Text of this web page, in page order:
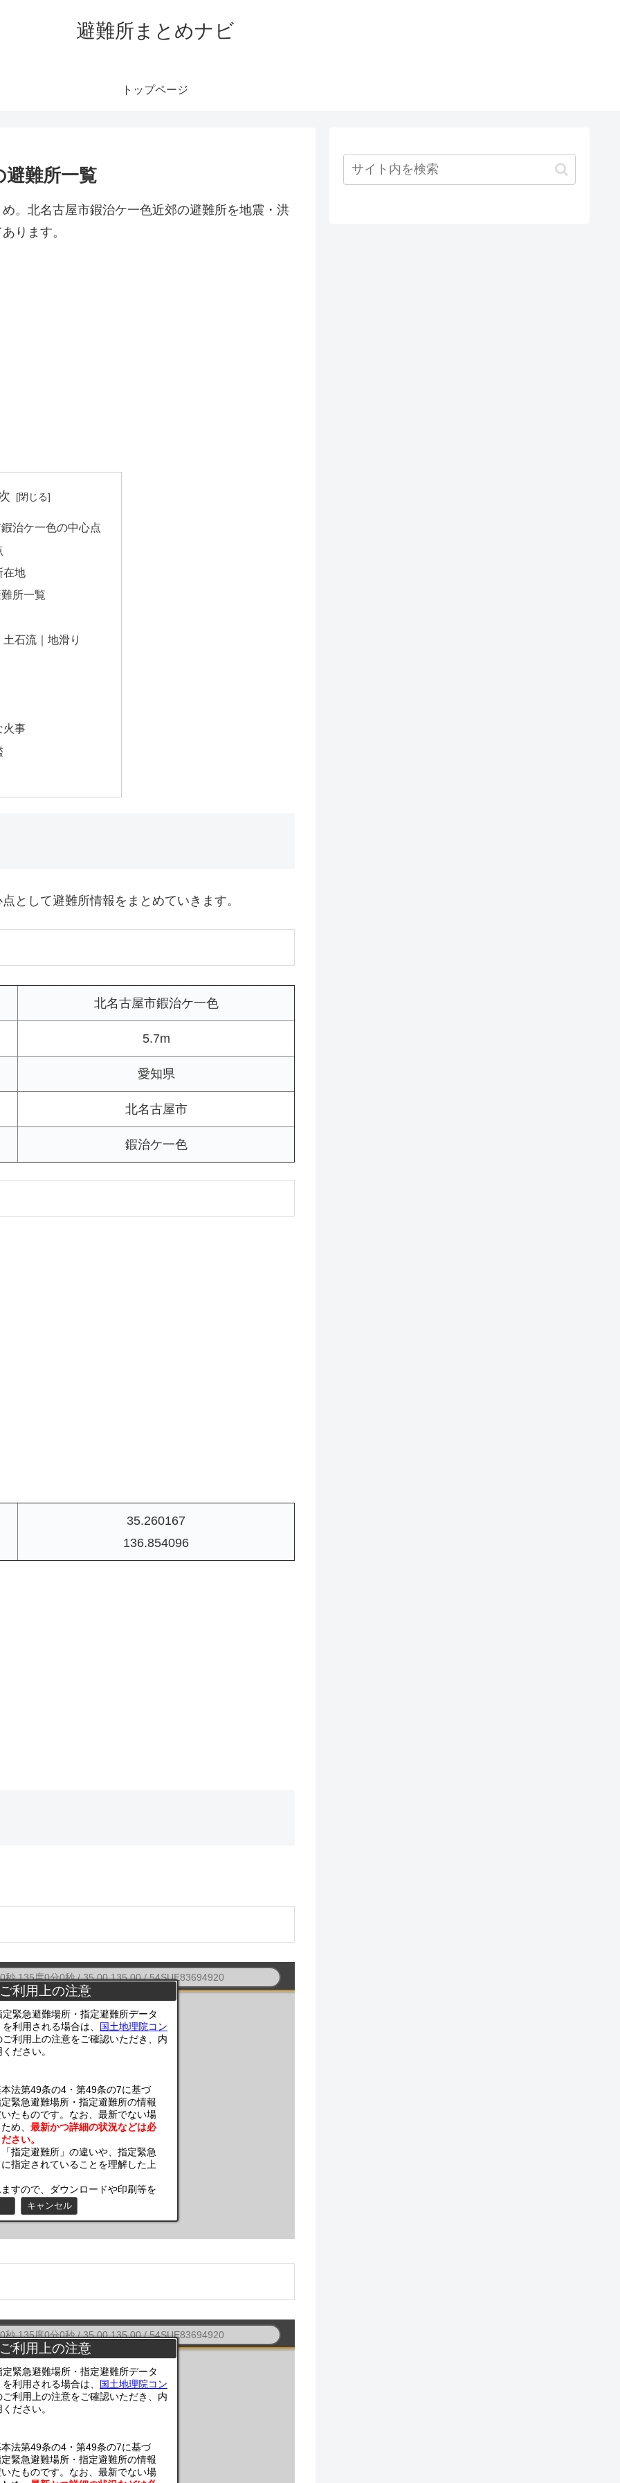
避難所まとめナビ
トップページ
避難所一覧
。北名古屋市鍜治ケ一色近郊の避難所を地震・洪
ります。
治ケ一色の中心点
在地
所一覧
石流｜地滑り
火事
として避難所情報をまとめていきます。
北名古屋市鍜治ケ一色
5.7m
愛知県
北名古屋市
鍜治ケ一色
35.260167
136.854096